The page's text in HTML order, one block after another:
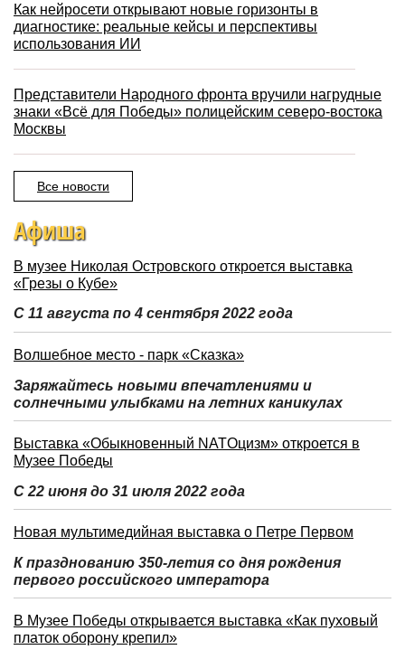
Как нейросети открывают новые горизонты в
диагностике: реальные кейсы и перспективы
использования ИИ
Представители Народного фронта вручили нагрудные
знаки «Всё для Победы» полицейским северо-востока
Москвы
Все новости
Афиша
В музее Николая Островского откроется выставка
«Грезы о Кубе»
С 11 августа по 4 сентября 2022 года
Волшебное место - парк «Сказка»
Заряжайтесь новыми впечатлениями и
солнечными улыбками на летних каникулах
Выставка «Обыкновенный NATOцизм» откроется в
Музее Победы
С 22 июня до 31 июля 2022 года
Новая мультимедийная выставка о Петре Первом
К празднованию 350-летия со дня рождения
первого российского императора
В Музее Победы открывается выставка «Как пуховый
платок оборону крепил»